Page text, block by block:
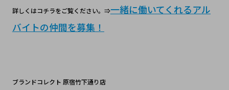
詳しくはコチラをご覧ください。⇒一緒に働いてくれるアル
バイトの仲間を募集！
ブランドコレクト 原宿竹下通り店